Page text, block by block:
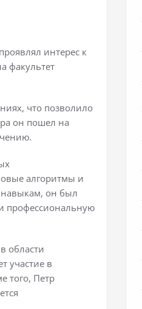
интерес к
факультет
что позволило
он пошел на
алгоритмы и
навыкам, он был
профессиональную
области
участие в
того, Петр